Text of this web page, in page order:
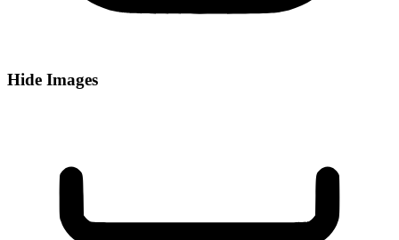
Hide Images